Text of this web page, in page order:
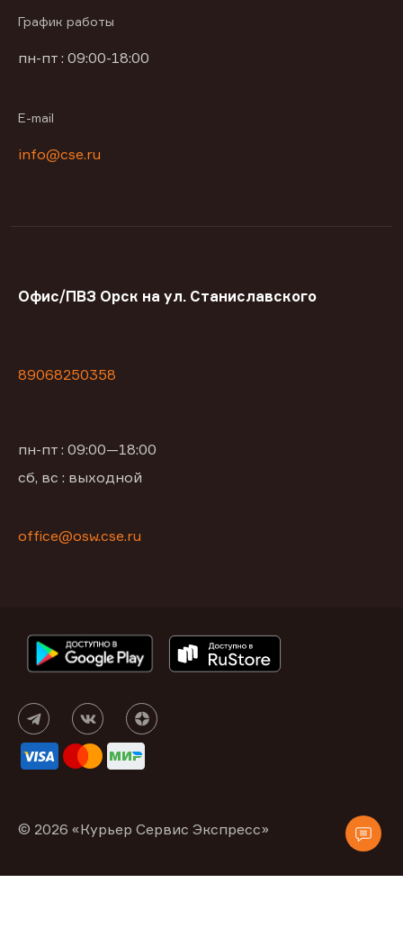
График работы
пн-пт : 09:00-18:00
E-mail
info@cse.ru
Офис/ПВЗ Орск на ул. Станиславского
89068250358
пн-пт : 09:00—18:00
сб, вс : выходной
office@osw.cse.ru
© 2026 «Курьер Сервис Экспресс»